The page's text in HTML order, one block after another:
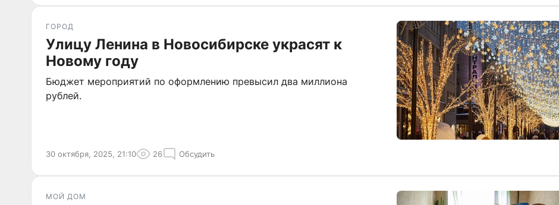
ГОРОД
Улицу Ленина в Новосибирске украсят к
Новому году
Бюджет мероприятий по оформлению превысил два миллиона
рублей.
30 октября, 2025, 21:10 26 Обсудить
МОЙ ДОМ